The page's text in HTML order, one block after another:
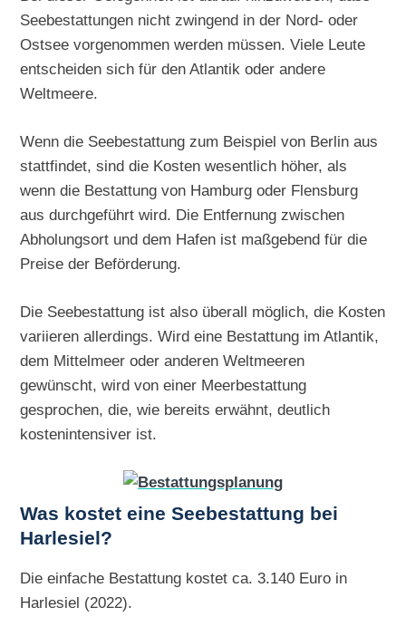
Seebestattungen nicht zwingend in der Nord- oder
Ostsee vorgenommen werden müssen. Viele Leute
entscheiden sich für den Atlantik oder andere
Weltmeere.
Wenn die Seebestattung zum Beispiel von Berlin aus
stattfindet, sind die Kosten wesentlich höher, als
wenn die Bestattung von Hamburg oder Flensburg
aus durchgeführt wird. Die Entfernung zwischen
Abholungsort und dem Hafen ist maßgebend für die
Preise der Beförderung.
Die Seebestattung ist also überall möglich, die Kosten
variieren allerdings. Wird eine Bestattung im Atlantik,
dem Mittelmeer oder anderen Weltmeeren
gewünscht, wird von einer Meerbestattung
gesprochen, die, wie bereits erwähnt, deutlich
kostenintensiver ist.
Was kostet eine Seebestattung bei
Harlesiel?
Die einfache Bestattung kostet ca. 3.140 Euro in
Harlesiel (2022).